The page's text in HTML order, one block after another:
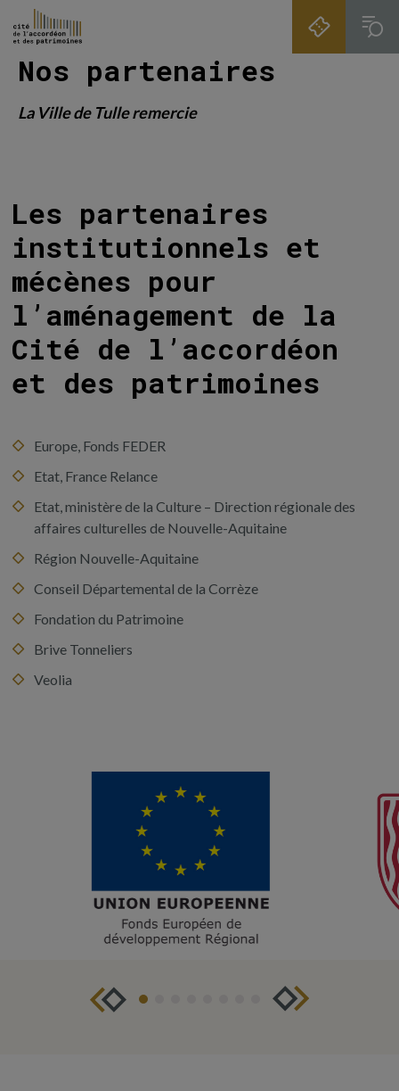
Skip to main navigation
Aller au contenu principal
Skip to search
Nos partenaires
La Ville de Tulle remercie
Les partenaires
institutionnels et
mécènes pour
l’aménagement de la
Cité de l’accordéon
et des patrimoines
Europe, Fonds FEDER
Etat, France Relance
Etat, ministère de la Culture – Direction régionale des
affaires culturelles de Nouvelle-Aquitaine
Région Nouvelle-Aquitaine
Conseil Départemental de la Corrèze
Fondation du Patrimoine
Brive Tonneliers
Veolia